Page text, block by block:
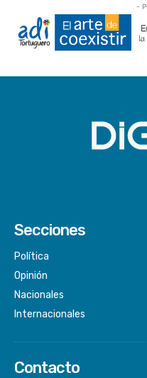
-
Secciones
Política
Opinión
Nacionales
Internacionales
Contacto